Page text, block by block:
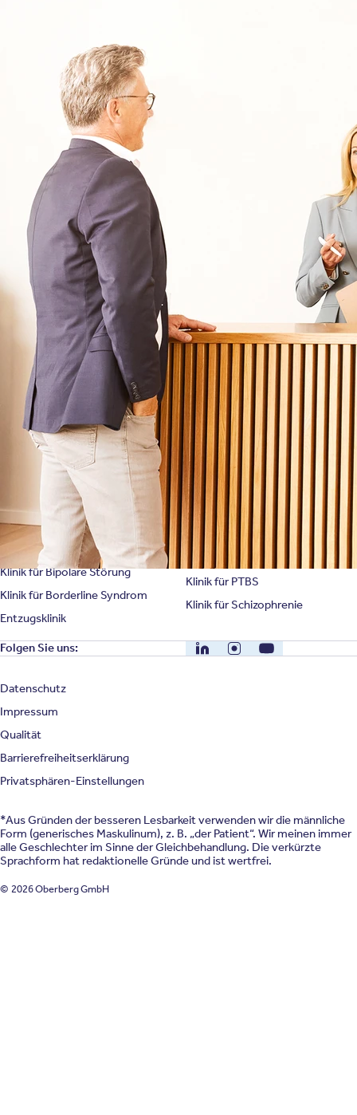
Informationen
Für Patienten
Für Zuweiser
Für Angehörige
Über Oberberg
Kliniken für Kinder & Jugendlichen
Krankheitsbilder & Therapien
Behandlungsfelder
Therapien
Symptome & Beschwerden
Selbsttests
Presse
Bewertungen
Karriere
Unternehmensfakten
Spezialisierte Kliniken
Klinik für Depression
Klinik für Burnout
Klinik für Angststörung
Klinik für Zwangsstörung
Klinik für Persönlichkeitsstörung
Klinik für Bipolare Störung
Klinik für Borderline Syndrom
Entzugsklinik
Suchtklinik
Klinik für Anorexie
Klinik für Erschöpfung
Klinik für Essstörung
Klinik für Mediensucht
Klinik für Psychose
Klinik für PTBS
Klinik für Schizophrenie
Folgen Sie uns: LinkedInInstagramYouTube
Datenschutz
Impressum
Qualität
Barrierefreiheitserklärung
Privatsphären-Einstellungen
*Aus Gründen der besseren Lesbarkeit verwenden wir die männliche
Form (generisches Maskulinum), z. B. „der Patient“. Wir meinen immer
alle Geschlechter im Sinne der Gleichbehandlung. Die verkürzte
Sprachform hat redaktionelle Gründe und ist wertfrei.
© 2026 Oberberg GmbH